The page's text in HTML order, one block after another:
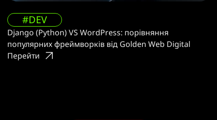
#DEV
Django (Python) VS WordPress: порівняння
популярних фреймворків від Golden Web Digital
Перейти